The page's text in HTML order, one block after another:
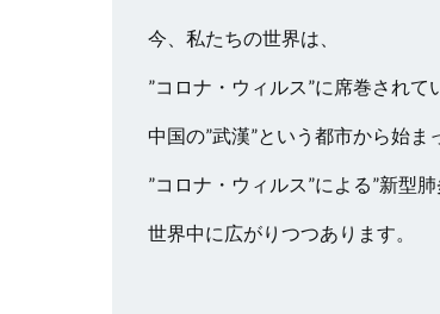
今、私たちの世界は、
”コロナ・ウィルス”に席巻されて
中国の”武漢”という都市から始ま
”コロナ・ウィルス”による”新型肺
世界中に広がりつつあります。